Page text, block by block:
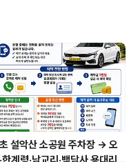
설악산 소공원 주차장 → 오